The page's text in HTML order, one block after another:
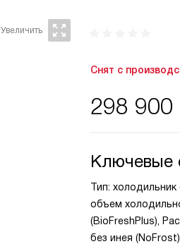
Снят с
298 900
Ключевые
Тип:
объем
(BioFreshPlus),
без инея